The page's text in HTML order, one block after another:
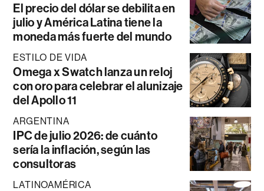
El precio del dólar se debilita en
julio y América Latina tiene la
moneda más fuerte del mundo
ESTILO DE VIDA
Omega x Swatch lanza un reloj
con oro para celebrar el alunizaje
del Apollo 11
ARGENTINA
IPC de julio 2026: de cuánto
sería la inflación, según las
consultoras
LATINOAMÉRICA